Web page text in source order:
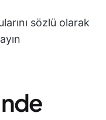
sözlü olarak